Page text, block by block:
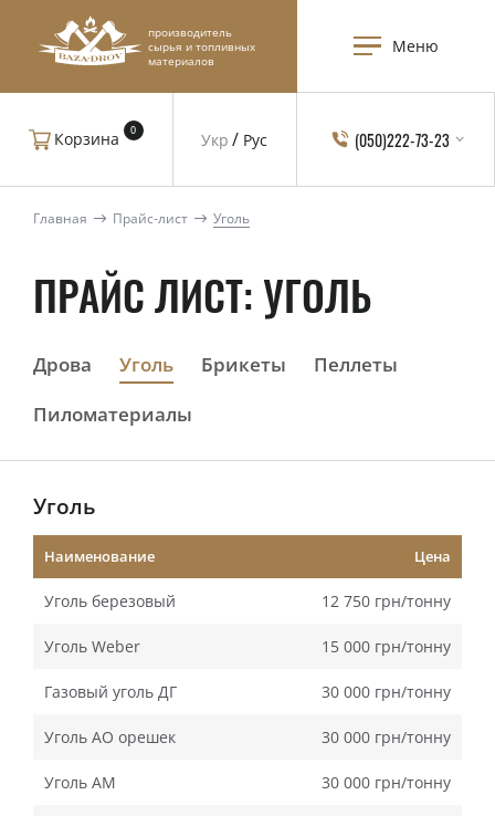
производитель
сырья и топливных
материалов
Меню
Укр Рус
Корзина 0 (050)222-73-23
Главная Прайс-лист Уголь
ПРАЙС ЛИСТ: УГОЛЬ
Дрова Уголь Брикеты
Пеллеты
Пиломатериалы
Уголь
Наименование Цена
Уголь березовый 12 750 грн/тонну
Уголь Weber 15 000 грн/тонну
Газовый уголь ДГ 30 000 грн/тонну
Уголь АО орешек 30 000 грн/тонну
Уголь АМ 30 000 грн/тонну